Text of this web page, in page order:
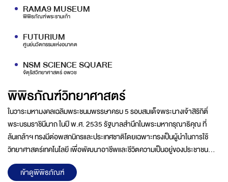
พิพิธภัณฑ์วิทยาศาสตร์
ในวาระมหามงคลเฉลิมพระชนมพรรษาครบ 5 รอบสมเด็จพระนางเจ้าสิริกิติ์
พระบรมราชินีนาถ ในปี พ.ศ. 2535 รัฐบาลสำนึกในพระมหากรุณาธิคุณ ที่
ล้นเกล้าฯ ทรงมีต่อพสกนิกรและประเทศชาติโดยเฉพาะทรงเป็นผู้นำในการใช้
วิทยาศาสตร์เทคโนโลยี เพื่อพัฒนาอาชีพและชีวิตความเป็นอยู่ของประชาชน
ฟื้นฟูทรัพยากรธรรมชาติ และสิ่งแวดล้อมตลอดจนการอนุรักษ์ศิลปวัฒนธรรม
ของไทยในท้องถิ่นชนบทที่ห่างไกลมาอย่างต่อเนื่องด้วยความวิริยะอุตสาหะจน
เข้าดูพิพิธภัณฑ์
RAMA9 MUSEUM
พิพิธภัณฑ์พระรามเก้า
FUTURIUM
ศูนย์นวัตกรรมแห่งอนาคต
NSM SCIENCE SQUARE
จัตุรัสวิทยาศาสตร์ อพวช